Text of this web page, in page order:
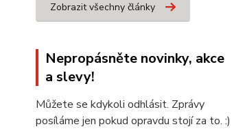
Zobrazit všechny články
Nepropásněte novinky, akce
a slevy!
Můžete se kdykoli odhlásit. Zprávy
posíláme jen pokud opravdu stojí za to. :)